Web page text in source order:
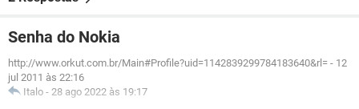
Senha do Nokia
http://www.orkut.com.br/Main#Profile?uid=1142839299784183640&rl= - 12
jul 2011 às 22:16
Italo - 28 ago 2022 às 19:17